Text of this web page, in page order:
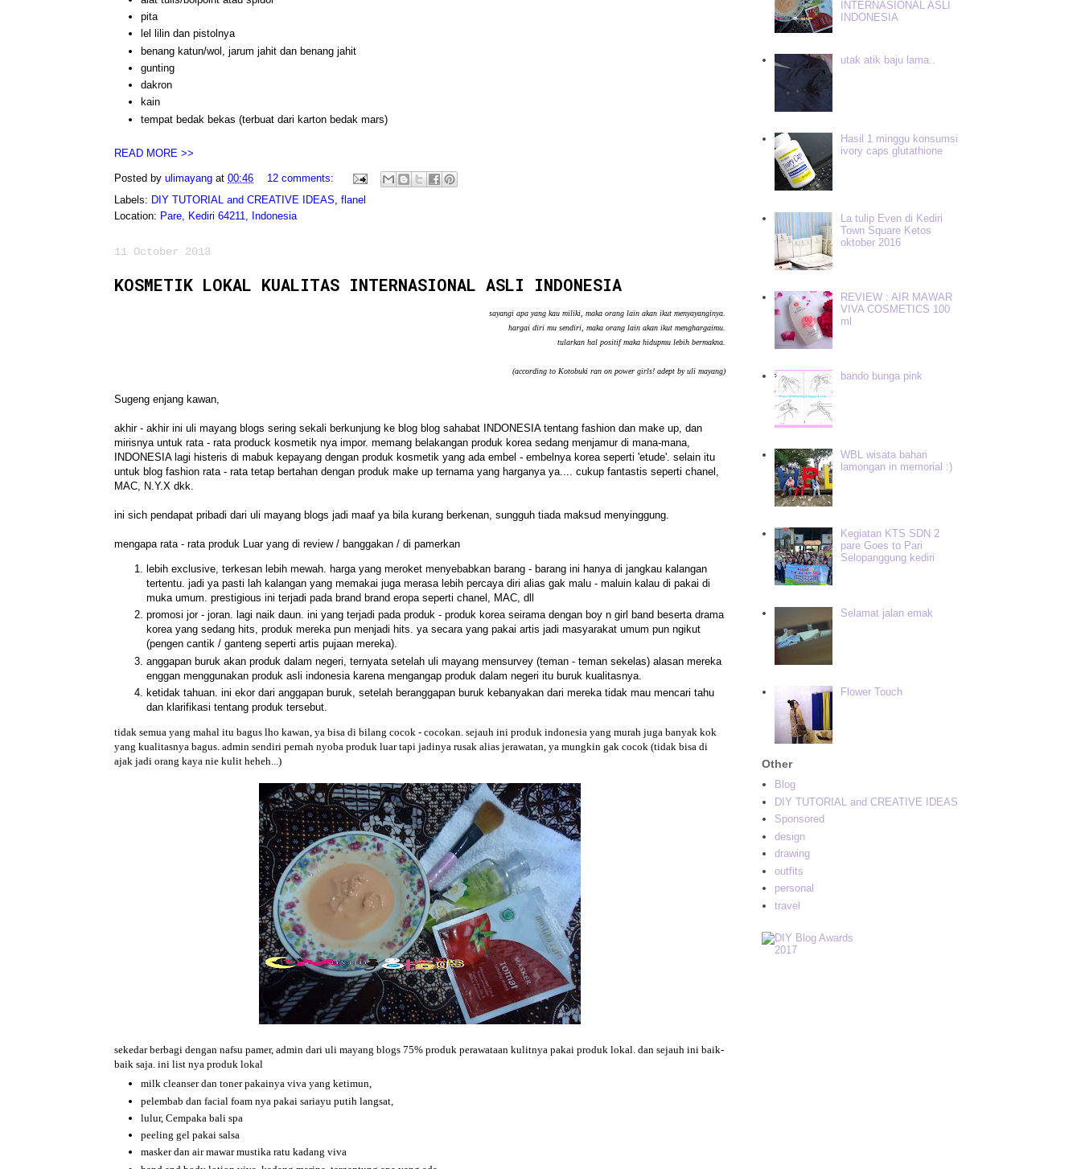
pita
lel lilin dan pistolnya
benang katun/wol, jarum jahit dan benang jahit
gunting
dakron
kain
tempat bedak bekas (terbuat dari karton bedak mars)
READ MORE >>
Posted by ulimayang at 00:46
12 comments:
Labels: DIY TUTORIAL and CREATIVE IDEAS, flanel
Location: Pare, Kediri 64211, Indonesia
11 October 2013
KOSMETIK LOKAL KUALITAS INTERNASIONAL ASLI INDONESIA
sayangi apa yang kau miliki, maka orang lain akan ikut menyayanginya.
hargai diri mu sendiri, maka orang lain akan ikut menghargaimu.
tularkan hal positif maka hidupmu lebih bermakna.
(according to Kotobuki ran on power girls! adept by uli mayang)
Sugeng enjang kawan,
akhir - akhir ini uli mayang blogs sering sekali berkunjung ke blog blog sahabat INDONESIA tentang fashion dan make up, dan
mirisnya untuk rata - rata produck kosmetik nya impor. memang belakangan produk korea sedang menjamur di mana-mana,
INDONESIA lagi histeris di mabuk kepayang dengan produk kosmetik yang ada embel - embelnya korea seperti 'etude'. selain itu
untuk blog fashion rata - rata tetap bertahan dengan produk make up ternama yang harganya ya.... cukup fantastis seperti chanel,
MAC, N.Y.X dkk.
ini sich pendapat pribadi dari uli mayang blogs jadi maaf ya bila kurang berkenan, sungguh tiada maksud menyinggung.
mengapa rata - rata produk Luar yang di review / banggakan / di pamerkan
lebih exclusive, terkesan lebih mewah. harga yang meroket menyebabkan barang - barang ini hanya di jangkau kalangan
tertentu. jadi ya pasti lah kalangan yang memakai juga merasa lebih percaya diri alias gak malu - maluin kalau di pakai di
muka umum. prestigious ini terjadi pada brand brand eropa seperti chanel, MAC, dll
promosi jor - joran. lagi naik daun. ini yang terjadi pada produk - produk korea seirama dengan boy n girl band beserta drama
korea yang sedang hits, produk mereka pun menjadi hits. ya secara yang pakai artis jadi masyarakat umum pun ngikut
(pengen cantik / ganteng seperti artis pujaan mereka).
anggapan buruk akan produk dalam negeri, ternyata setelah uli mayang mensurvey (teman - teman sekelas) alasan mereka
enggan menggunakan produk asli indonesia karena mengangap produk dalam negeri itu buruk kualitasnya.
ketidak tahuan. ini ekor dari anggapan buruk, setelah beranggapan buruk kebanyakan dari mereka tidak mau mencari tahu
dan klarifikasi tentang produk tersebut.
tidak semua yang mahal itu bagus lho kawan, ya bisa di bilang cocok - cocokan. sejauh ini produk indonesia yang murah juga banyak kok
yang kualitasnya bagus. admin sendiri pernah nyoba produk luar tapi jadinya rusak alias jerawatan, ya mungkin gak cocok (tidak bisa di
ajak jadi orang kaya nie kulit heheh...)
sekedar berbagi dengan nafsu pamer, admin dari uli mayang blogs 75% produk perawataan kulitnya pakai produk lokal. dan sejauh ini baik-
baik saja. ini list nya produk lokal
milk cleanser dan toner pakainya viva yang ketimun,
pelembab dan facial foam nya pakai sariayu putih langsat,
lulur, Cempaka bali spa
peeling gel pakai salsa
masker dan air mawar mustika ratu kadang viva
INTERNASIONAL ASLI
INDONESIA
utak atik baju lama..
Hasil 1 minggu konsumsi
ivory caps glutathione
La tulip Even di Kediri
Town Square Ketos
oktober 2016
REVIEW : AIR MAWAR
VIVA COSMETICS 100
ml
bando bunga pink
WBL wisata bahari
lamongan in memorial :)
Kegiatan KTS SDN 2
pare Goes to Pari
Selopanggung kediri
Selamat jalan emak
Flower Touch
Other
Blog
DIY TUTORIAL and CREATIVE IDEAS
Sponsored
design
drawing
outfits
personal
travel